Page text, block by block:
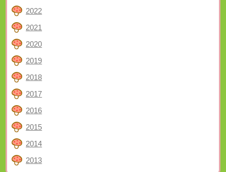
2022
2021
2020
2019
2018
2017
2016
2015
2014
2013